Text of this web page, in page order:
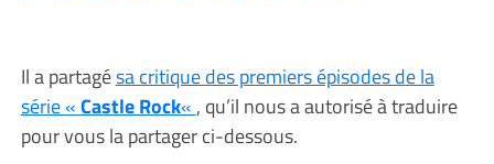
Il a partagésa critique des premiers épisodes de la
série «Castle Rock« , qu’il nous a autorisé à traduire
pour vous la partager ci-dessous.